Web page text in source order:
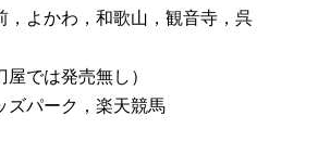
よかわ，和歌山，観音寺，呉
では発売無し）
パーク，楽天競馬